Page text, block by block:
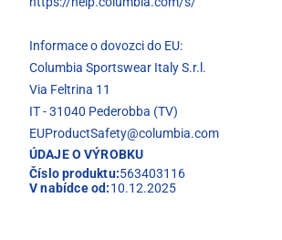
Informace o dovozci do EU:
Columbia Sportswear Italy S.r.l.
Via Feltrina 11
IT - 31040 Pederobba (TV)
EUProductSafety@columbia.com
ÚDAJE O VÝROBKU
Číslo produktu:563403116
V nabídce od:10.12.2025